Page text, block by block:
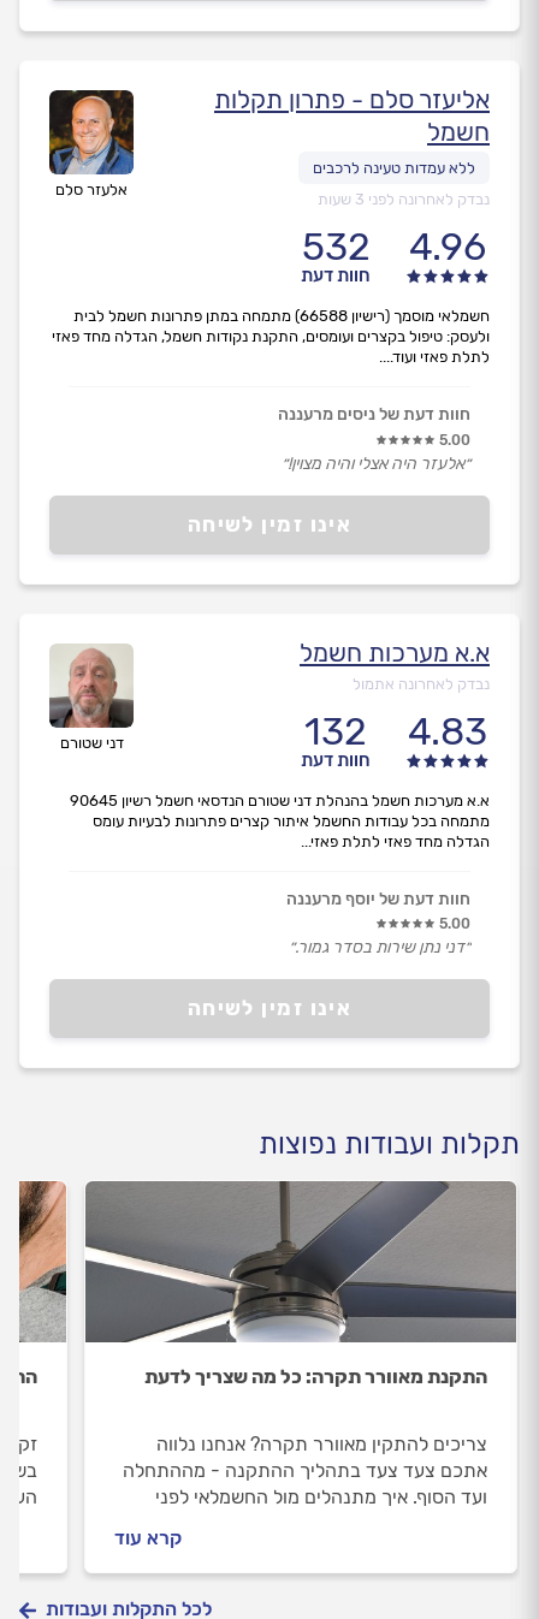
אלעזר סלם
אליעזר סלם - פתרון תקלות
חשמל
נבדק לאחרונה לפני 3 שעות
4.96
532
חוות דעת
אינו זמין לשיחה
חשמלאי מוסמך (רישיון 66588) מתמחה במתן פתרונות חשמל לבית
ולעסק: טיפול בקצרים ועומסים, התקנת נקודות חשמל, הגדלה מחד פאזי
לתלת פאזי ועוד....
חוות דעת של ניסים מרעננה
5.00
״אלעזר היה אצלי והיה מצוין!״
דני שטורם
א.א מערכות חשמל
נבדק לאחרונה אתמול
4.83
132
חוות דעת
אינו זמין לשיחה
א.א מערכות חשמל בהנהלת דני שטורם הנדסאי חשמל רשיון 90645
מתמחה בכל עבודות החשמל איתור קצרים פתרונות לבעיות עומס
הגדלה מחד פאזי לתלת פאזי...
חוות דעת של יוסף מרעננה
5.00
״דני נתן שירות בסדר גמור.״
תקלות ועבודות נפוצות
התקנת מאוורר תקרה: כל מה שצריך לדעת
צריכים להתקין מאוורר תקרה? אנחנו נלווה
אתכם צעד צעד בתהליך ההתקנה - מההתחלה
ועד הסוף. איך מתנהלים מול החשמלאי לפני
קרא עוד
לכל התקלות ועבודות